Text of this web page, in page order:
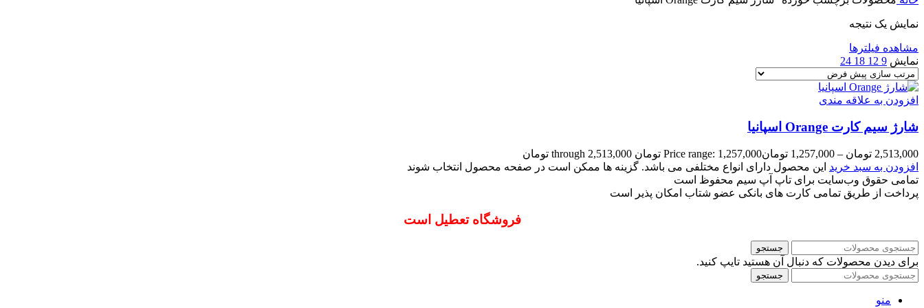
نمایش یک نتیجه
مشاهده فیلترها
نمایش 9
12
18
24
افزودن به علاقه مندی
شارژ سیم کارت Orange اسپانیا
2,513,000 تومان –
1,257,000 تومانPrice range: 1,257,000 تومان through 2,513,000 تومان
افزودن به سبد خرید این محصول دارای انواع مختلفی می باشد. گزینه ها ممکن است در صفحه محصول انتخاب شوند
تمامی حقوق وب‌سایت برای تاپ آپ سیم محفوظ است
پرداخت از طریق تمامی کارت های بانکی عضو شتاب امکان پذیر است
فروشگاه تعطیل است
جستجو
برای دیدن محصولات که دنبال آن هستید تایپ کنید.
جستجو
منو